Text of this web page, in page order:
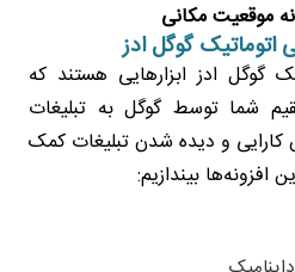
موقعیت مکانی
اتوماتیک گوگل ادز
گوگل ادز ابزارهایی هستند که
شما توسط گوگل به تبلیغات
کارایی و دیده شدن تبلیغات کمک
افزونه‌ها بیندازیم: